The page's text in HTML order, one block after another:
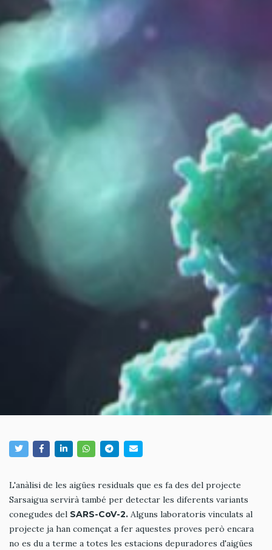
L'anàlisi de les aigües residuals que es fa des del projecte
Sarsaigua servirà també per detectar les diferents variants
conegudes del SARS-CoV-2. Alguns laboratoris vinculats al
projecte ja han començat a fer aquestes proves però encara
no es du a terme a totes les estacions depuradores d'aigües